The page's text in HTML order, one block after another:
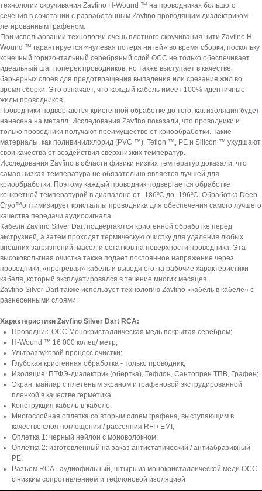
технологии скручивания Zavfino H-Wound ™ на проводниках большого
сечения в сочетании с разработанным Zavfino проводящим диэлектриком -
легированным графеном.
При использовании технологии очень плотного скручивания нити Zavfino H-
Wound ™ гарантируется «нулевая потеря нитей» во время сборки, поскольку
конечный горизонтальный серебряный слой OCC не только обеспечивает
идеальный шаг поперек проводников, но также выступает в качестве
барьерных слоев для предотвращения выпадения или срезания жил во
время сборки. Это означает, что каждый кабель имеет 100% идентичные
жилы проводников.
Проводники подвергаются криогенной обработке до того, как изоляция будет
нанесена на металл. Исследования Zavfino показали, что проводники и
только проводники получают преимущество от криообработки. Такие
материалы, как поливинилхлорид (PVC ™), Teflon ™, PE и Silicon ™ ухудшают
свои качества от воздействия сверхнизких температур.
Исследования Zavfino в области физики низких температур доказали, что
самая низкая температура не обязательно является лучшей для
криообработки. Поэтому каждый проводник подвергается обработке
конкретной температурой в диапазоне от -186ºC до -196ºC. Обработка Deep
Cryo™оптимизирует кристаллы проводника для обеспечения самого лучшего
качества передачи аудиосигнала.
Кабели Zavfino Silver Dart подвергаются криогенной обработке перед
экструзией, а затем проходят термическую очистку для удаления любых
внешних загрязнений, масел и остатков на поверхности проводника. Эта
высоковольтная очистка также подает постоянное напряжение через
проводники, «прогревая» кабель и выводя его на рабочие характеристики
кабеля, который эксплуатировался в течение многих месяцев.
Zavfino Silver Dart также использует технологию Zavfino «кабель в кабеле» с
разнесенными слоями.
Характеристики Zavfino Silver Dart RCA:
Проводник: OCC Монокристаллическая медь покрытая серебром;
H-Wound ™ 16 000 колец/ метр;
Ультразвуковой процесс очистки;
Глубокая криогенная обработка - только проводник;
Изоляция: ПТФЭ-диэлектрик (обертка), Тефлон, Сантопрен ТПВ, Графен;
Экран: майлар с плетеным экраном и графеновой экструдированной
пленкой в качестве герметика.
Конструкция кабель-в-кабеле;
Многослойная оплетка со вторым слоем графена, выступающим в
качестве слоя поглощения / рассеяния RFI / EMI;
Оплетка 1: черный нейлон с моноволокном;
Оплетка 2: изготовленный на заказ антистатический / антиабразивный
PE;
Разъем RCA - аудиофильный, штырь из монокристаллической меди OCC
с низким сопротивлением и тефлоновой изоляцией